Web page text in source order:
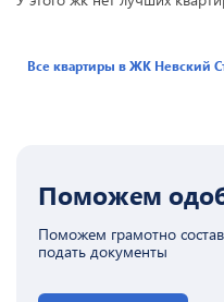
Все квартиры в ЖК Невский
Поможем
Поможем грамотно
подать документы